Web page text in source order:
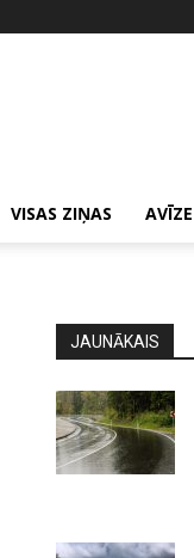
VISAS ZIŅAS AVĪZE
JAUNĀKAIS